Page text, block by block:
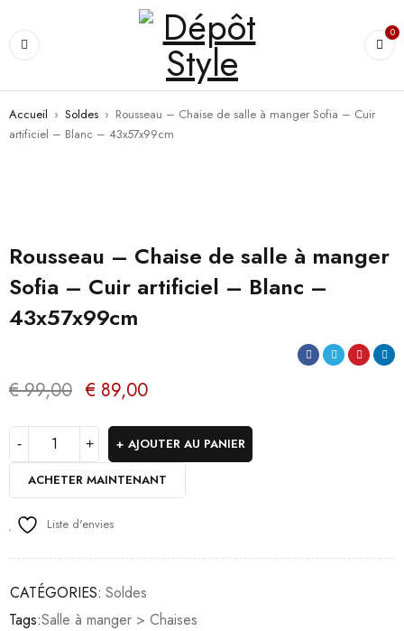
0
Accueil › Soldes › Rousseau – Chaise de salle à manger Sofia – Cuir
artificiel – Blanc – 43x57x99cm
Rousseau – Chaise de salle à manger
Sofia – Cuir artificiel – Blanc –
43x57x99cm
€99,00 € 89,00
AJOUTER AU PANIER
ACHETER MAINTENANT
Liste d'envies
CATÉGORIES: Soldes
Tags:Salle à manger > Chaises